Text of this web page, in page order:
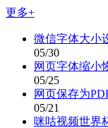
更多+
微信字体大小
05/30
网页字体缩小
05/25
网页保存为
05/21
咪咕视频世界